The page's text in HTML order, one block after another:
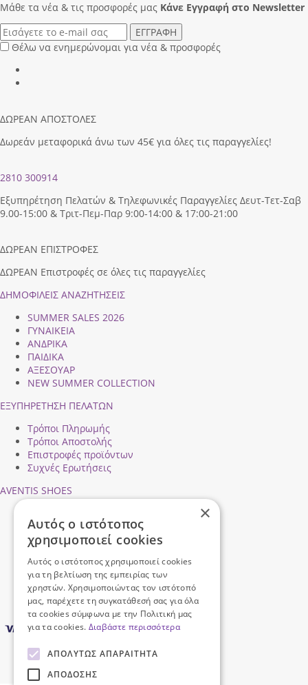
Μάθε τα νέα & τις προσφορές μας Κάνε Eγγραφή στο Newsletter
ΕΓΓΡΑΦΗ
Θέλω να ενημερώνομαι για νέα & προσφορές
ΔΩΡΕΑΝ ΑΠΟΣΤΟΛΕΣ
Δωρεάν μεταφορικά άνω των 45€ για όλες τις παραγγελίες!
2810 300914
Εξυπηρέτηση Πελατών & Τηλεφωνικές Παραγγελίες Δευτ-Τετ-Σαβ
9.00-15:00 & Τριτ-Πεμ-Παρ 9:00-14:00 & 17:00-21:00
ΔΩΡΕΑΝ ΕΠΙΣΤΡΟΦΕΣ
ΔΩΡΕΑΝ Επιστροφές σε όλες τις παραγγελίες
ΔΗΜΟΦΙΛEIΣ ΑΝΑΖΗΤΗΣΕΙΣ
SUMMER SALES 2026
ΓΥΝΑΙΚΕΙΑ
ΑΝΔΡΙΚΑ
ΠΑΙΔΙΚΑ
ΑΞΕΣΟΥΑΡ
NEW SUMMER COLLECTION
ΕΞΥΠΗΡΕΤΗΣΗ ΠΕΛΑΤΩΝ
Τρόποι Πληρωμής
Τρόποι Αποστολής
Επιστροφές προϊόντων
Συχνές Ερωτήσεις
AVENTIS SHOES
Ασφάλεια Συναλλαγών
Προσωπικά Δεδομένα
Όροι Χρήσης
×
Αυτός ο ιστότοπος
χρησιμοποιεί cookies
Αυτός ο ιστότοπος χρησιμοποιεί cookies
για τη βελτίωση της εμπειρίας των
χρηστών. Χρησιμοποιώντας τον ιστότοπό
μας, παρέχετε τη συγκατάθεσή σας για όλα
τα cookies σύμφωνα με την Πολιτική μας
για τα cookies. Διαβάστε περισσότερα
ΑΠΟΛΎΤΩΣ ΑΠΑΡΑΊΤΗΤΑ
ΑΠΌΔΟΣΗΣ